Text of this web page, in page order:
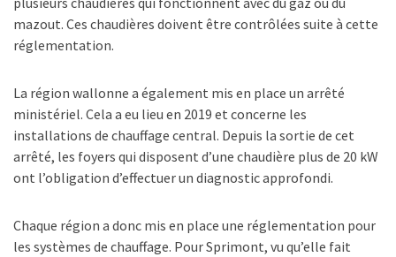
mazout. Ces chaudières doivent être contrôlées suite à cette
réglementation.
La région wallonne a également mis en place un arrêté
ministériel. Cela a eu lieu en 2019 et concerne les
installations de chauffage central. Depuis la sortie de cet
arrêté, les foyers qui disposent d’une chaudière plus de 20 kW
ont l’obligation d’effectuer un diagnostic approfondi.
Chaque région a donc mis en place une réglementation pour
les systèmes de chauffage. Pour Sprimont, vu qu’elle fait